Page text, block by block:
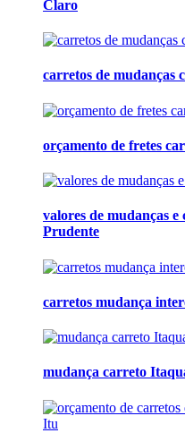
Claro
carretos de mudanças
orçamento de fretes
valores de mudanças
Prudente
carretos mudança
mudança carreto